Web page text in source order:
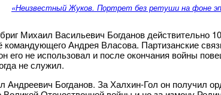
«Неизвестный Жуков. Портрет без ретуши на фоне
Михаил Васильевич Богданов действительно
Андрея Власова. Партизанские
его не использовал и после окончания войны
не служил.
Богданов. За Халхин-Гол он получил